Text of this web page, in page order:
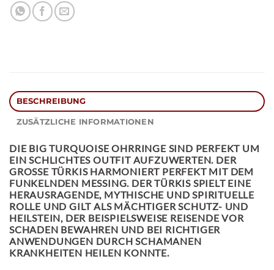
BESCHREIBUNG
ZUSÄTZLICHE INFORMATIONEN
DIE BIG TURQUOISE OHRRINGE SIND PERFEKT UM
EIN SCHLICHTES OUTFIT AUFZUWERTEN. DER
GROSSE TÜRKIS HARMONIERT PERFEKT MIT DEM F
UNKELNDEN MESSING. DER TÜRKIS SPIELT EINE H
ERAUSRAGENDE, MYTHISCHE UND SPIRITUELLE R
OLLE UND GILT ALS MÄCHTIGER SCHUTZ- UND H
EILSTEIN, DER BEISPIELSWEISE REISENDE VOR S
CHADEN BEWAHREN UND BEI RICHTIGER A
NWENDUNGEN DURCH SCHAMANEN K
RANKHEITEN HEILEN KONNTE.